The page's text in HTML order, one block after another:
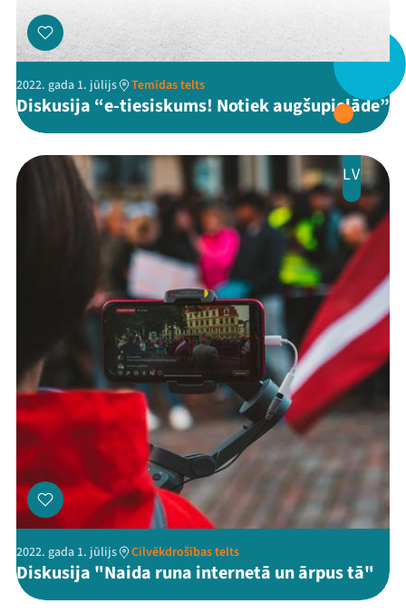
Festivāls
Programma
Arhīvs
Viņi bija LAMPĀ 2026
Jaunumi
Ziedo
Veikals
Kontakti
ThreadsFacebookYoutube
X Instagram
Flick TikTok
2022. gada 1. jūlijs Temīdas telts
Diskusija “e-tiesiskums! Notiek augšupielāde”
LV
2022. gada 1. jūlijs Cilvēkdrošības telts
Diskusija "Naida runa internetā un ārpus tā"